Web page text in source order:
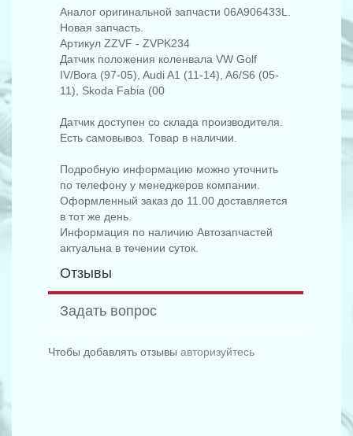
Аналог оригинальной запчасти 06A906433L.
Новая запчасть.
Артикул ZZVF - ZVPK234
Датчик положения коленвала VW Golf
IV/Bora (97-05), Audi A1 (11-14), A6/S6 (05-
11), Skoda Fabia (00
Датчик доступен со склада производителя.
Есть самовывоз. Товар в наличии.
Подробную информацию можно уточнить
по телефону у менеджеров компании.
Оформленный заказ до 11.00 доставляется
в тот же день.
Информация по наличию Автозапчастей
актуальна в течении суток.
Отзывы
Задать вопрос
Чтобы добавлять отзывы авторизуйтесь